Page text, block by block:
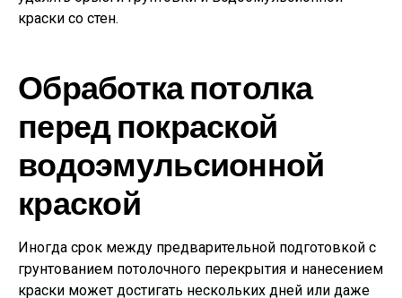
краски со стен.
Обработка потолка
перед покраской
водоэмульсионной
краской
Иногда срок между предварительной подготовкой с
грунтованием потолочного перекрытия и нанесением
краски может достигать нескольких дней или даже